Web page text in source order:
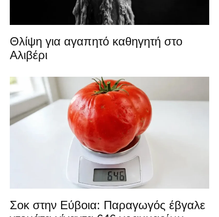
Θλίψη για αγαπητό καθηγητή στο
Αλιβέρι
Σοκ στην Εύβοια: Παραγωγός έβγαλε